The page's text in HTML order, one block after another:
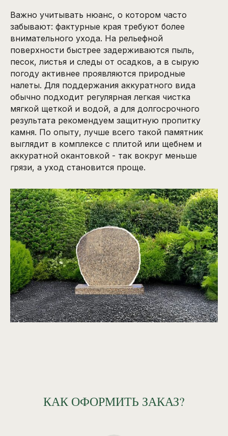
Важно учитывать нюанс, о котором часто
забывают: фактурные края требуют более
внимательного ухода. На рельефной
поверхности быстрее задерживаются пыль,
песок, листья и следы от осадков, а в сырую
погоду активнее проявляются природные
налеты. Для поддержания аккуратного вида
обычно подходит регулярная легкая чистка
мягкой щеткой и водой, а для долгосрочного
результата рекомендуем защитную пропитку
камня. По опыту, лучше всего такой памятник
выглядит в комплексе с плитой или щебнем и
аккуратной окантовкой - так вокруг меньше
грязи, а уход становится проще.
КАК ОФОРМИТЬ ЗАКАЗ?